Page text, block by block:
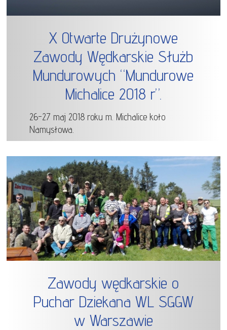
X Otwarte Drużynowe
Zawody Wędkarskie Służb
Mundurowych “Mundurowe
Michalice 2018 r”.
26-27 maj 2018 roku m. Michalice koło
Namysłowa.
Zawody wędkarskie o
Puchar Dziekana WL SGGW
w Warszawie